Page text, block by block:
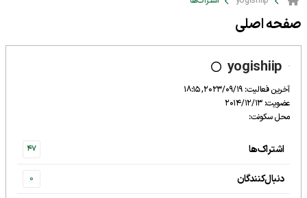
صفحه اصلی
yogishiip
آخرین فعالیت: 2023/09/19, 18:15
عضویت: 2014/12/13
محل سکونت:
اشتراک‌ها 47
دنبال‌کنندگان 0